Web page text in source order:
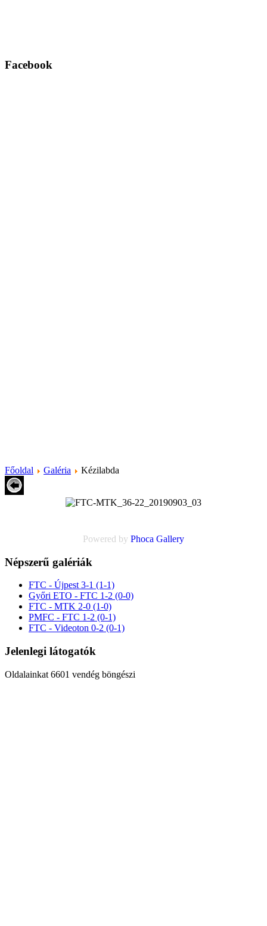
Facebook
Főoldal Galéria Kézilabda
Powered by Phoca Gallery
Népszerű galériák
FTC - Újpest 3-1 (1-1)
Győri ETO - FTC 1-2 (0-0)
FTC - MTK 2-0 (1-0)
PMFC - FTC 1-2 (0-1)
FTC - Videoton 0-2 (0-1)
Jelenlegi látogatók
Oldalainkat 6601 vendég böngészi